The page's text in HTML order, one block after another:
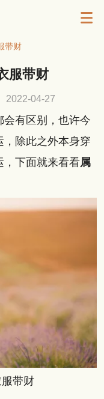
带财
服带财
2022-04-27
有区别，也许今
除此之外本身穿
，下面就来看看属
带财